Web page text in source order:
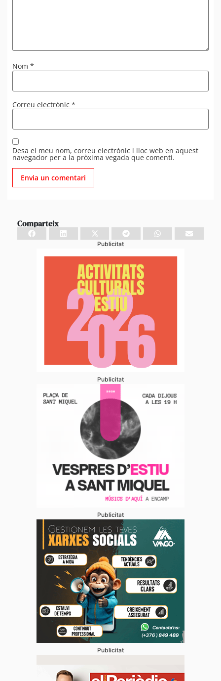
Nom *
Correu electrònic *
Desa el meu nom, correu electrònic i lloc web en aquest
navegador per a la pròxima vegada que comenti.
Comparteix
Publicitat
Publicitat
Publicitat
Publicitat